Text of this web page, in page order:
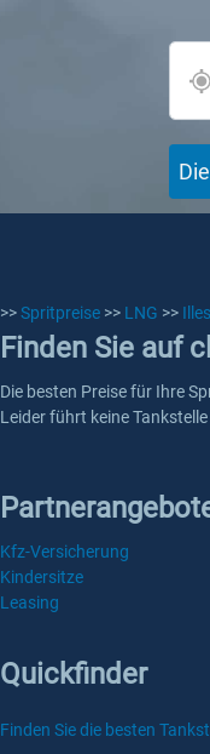
>>Spritpreise >> LNG >>
Finden Sie auf
Die besten Preise für Ihre
Leider führt keine
Kfz-Versicherung
Kindersitze
Leasing
Quickfinder
Finden Sie die besten